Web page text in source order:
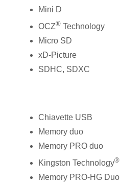
Mini D
OCZ® Technology
Micro SD
xD-Picture
SDHC, SDXC
Chiavette USB
Memory duo
Memory PRO duo
Kingston Technology®
Memory PRO-HG Duo